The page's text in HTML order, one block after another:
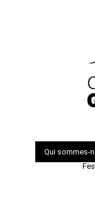
Qui sommes-